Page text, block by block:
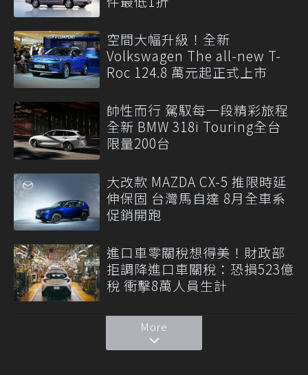
空間大幅升級！全新
Volkswagen The all-new T-
Roc 124.8 萬元起正式上市
帥性而行 駕馭每一段精彩旅程
全新 BMW 318i Touring全台
限量200台
大改款 MAZDA CX-5 推限時延
伸保固 台灣馬自達 8月全車系
促銷開跑
進口車零關稅想得美！財政部
拒調降進口車關稅：恐損523億
稅 衝擊8萬人員生計
More